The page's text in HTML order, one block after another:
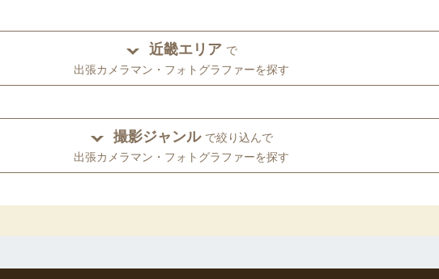
近畿エリア で
出張カメラマン・フォトグラファーを探す
撮影ジャンル で絞り込んで
出張カメラマン・フォトグラファーを探す